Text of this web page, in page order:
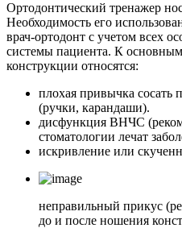
Ортодонтический тренажер
Необходимость его
врач-ортодонт с учетом всех
системы пациента. К
конструкции относятся:
плохая привычка сосать
(ручки, карандаши).
дисфункция ВНЧС
стоматологии лечат
искривление или
неправильный прикус
до и после ношения